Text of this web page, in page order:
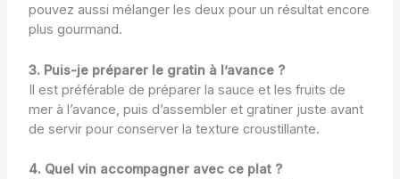
pouvez aussi mélanger les deux pour un résultat encore
plus gourmand.
3. Puis-je préparer le gratin à l’avance ?
Il est préférable de préparer la sauce et les fruits de
mer à l’avance, puis d’assembler et gratiner juste avant
de servir pour conserver la texture croustillante.
4. Quel vin accompagner avec ce plat ?